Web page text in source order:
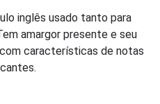
inglês usado tanto para
amargor presente e seu
características de notas